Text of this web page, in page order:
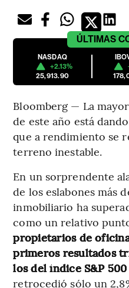
ÚLTIMAS
NASDAQ
+2.13%
25,913.90
Bloomberg — La
de este año está
que a rendimiento se
terreno inestable.
En un sorprendente
de los eslabones más
inmobiliario ha
como un relativo
propietarios de
primeros resultados
los del índice S&P
retrocedió sólo un